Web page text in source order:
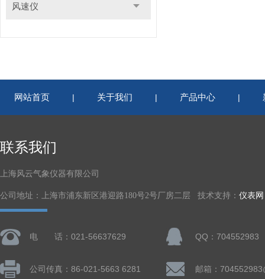
风速仪
网站首页 | 关于我们 | 产品中心 |
联系我们
上海风云气象仪器有限公司
公司地址：上海市浦东新区港迎路180号2号厂房二层 技术支持： 仪表网
电 话：021-56637629 QQ：704552983
公司传真：86-021-5663 6281 邮箱：